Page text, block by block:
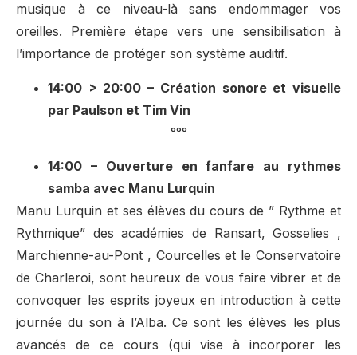
musique à ce niveau-là sans endommager vos
oreilles. Première étape vers une sensibilisation à
l’importance de protéger son système auditif.
14:00 > 20:00 – Création sonore et visuelle
par Paulson et Tim Vin
°°°
14:00 – Ouverture en fanfare au rythmes
samba avec Manu Lurquin
Manu Lurquin et ses élèves du cours de ” Rythme et
Rythmique” des académies de Ransart, Gosselies ,
Marchienne-au-Pont , Courcelles et le Conservatoire
de Charleroi, sont heureux de vous faire vibrer et de
convoquer les esprits joyeux en introduction à cette
journée du son à l’Alba. Ce sont les élèves les plus
avancés de ce cours (qui vise à incorporer les